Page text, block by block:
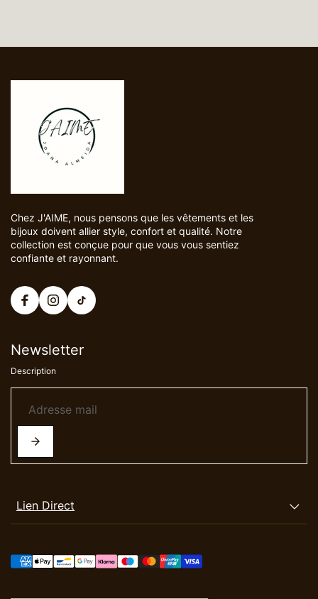
Chez J'AIME, nous pensons que les vêtements et les
bijoux doivent allier style, confort et qualité. Notre
collection est conçue pour que vous vous sentiez
confiante et rayonnant.
Newsletter
Description
Lien Direct